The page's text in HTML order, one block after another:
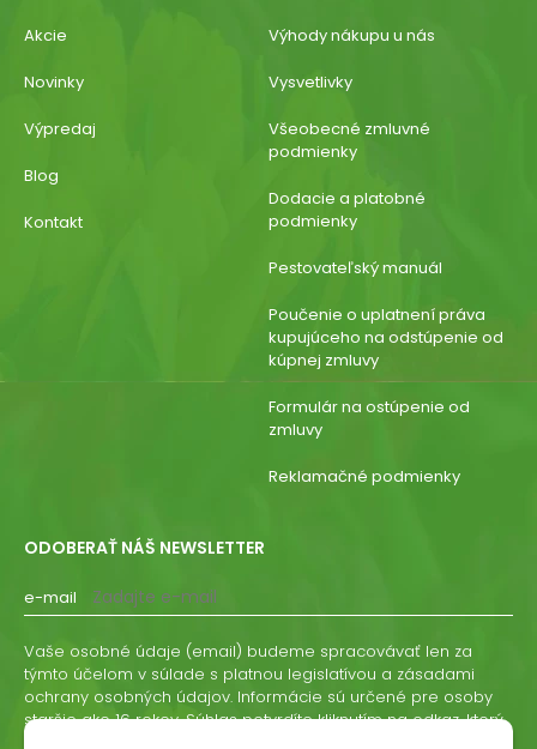
Akcie
Novinky
Výpredaj
Blog
Kontakt
Výhody nákupu u nás
Vysvetlivky
Všeobecné zmluvné
podmienky
Dodacie a platobné
podmienky
Pestovateľský manuál
Poučenie o uplatnení práva
kupujúceho na odstúpenie od
kúpnej zmluvy
Formulár na ostúpenie od
zmluvy
Reklamačné podmienky
ODOBERAŤ NÁŠ NEWSLETTER
e-mail
Vaše osobné údaje (email) budeme spracovávať len za
týmto účelom v súlade s platnou legislatívou a zásadami
ochrany osobných údajov. Informácie sú určené pre osoby
staršie ako 16 rokov. Súhlas potvrdíte kliknutím na odkaz, ktorý